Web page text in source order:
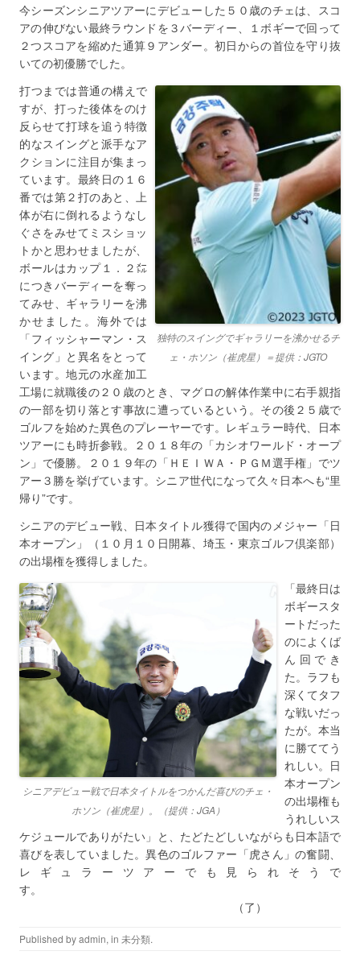
今シーズンシニアツアーにデビューした５０歳のチェは、スコ
アの伸びない最終ラウンドを３バーディー、１ボギーで回って
２つスコアを縮めた通算９アンダー。初日からの首位を守り抜
いての初優勝でした。
独特のスイングでギャラリーを沸かせるチ
ェ・ホソン（崔虎星）＝提供：JGTO
打つまでは普通の構えで
すが、打った後体をのけ
反らせて打球を追う特徴
的なスイングと派手なア
クションに注目が集まっ
ています。最終日の１６
番では第２打のあと、上
体が右に倒れるようなし
ぐさをみせてミスショッ
トかと思わせましたが、
ボールはカップ１．２㍍
につきバーディーを奪っ
てみせ、ギャラリーを沸
かせました。海外では
「フィッシャーマン・ス
イング」と異名をとって
います。地元の水産加工
工場に就職後の２０歳のとき、マグロの解体作業中に右手親指
の一部を切り落とす事故に遭っているという。その後２５歳で
ゴルフを始めた異色のプレーヤーです。レギュラー時代、日本
ツアーにも時折参戦。２０１８年の「カシオワールド・オープ
ン」で優勝。２０１９年の「ＨＥＩＷＡ・ＰＧＭ選手権」でツ
アー３勝を挙げています。シニア世代になって久々日本へも“里
帰り”です。
シニアのデビュー戦、日本タイトル獲得で国内のメジャー「日
本オープン」（１０月１０日開幕、埼玉・東京ゴルフ倶楽部）
の出場権を獲得しました。
シニアデビュー戦で日本タイトルをつかんだ喜びのチェ・
ホソン（崔虎星）。（提供：JGA）
「最終日は
ボギースタ
ートだった
のによくば
ん回でき
た。ラフも
深くてタフ
な戦いだっ
たが。本当
に勝ててう
れしい。日
本オープン
の出場権も
うれしいス
ケジュールでありがたい」と、たどたどしいながらも日本語で
喜びを表していました。異色のゴルファー「虎さん」の奮闘、
レギュラーツアーでも見られそうで
す。
（了）
Published byadmin, in 未分類.